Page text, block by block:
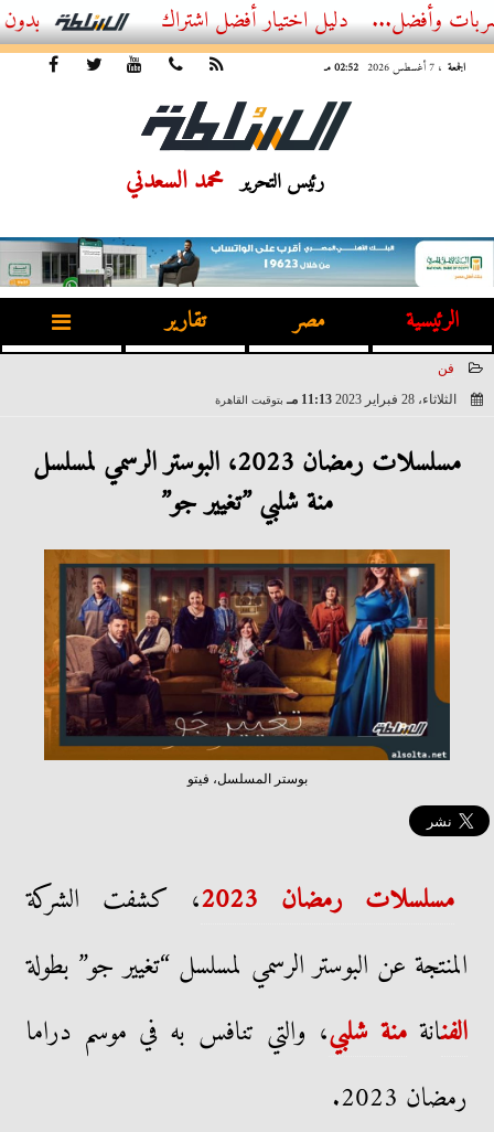
أفضل اشتراك IPTV بدون تقطيع 2026 – دليل المشاهد العصري
الجمعة ، 7 أغسطس 2026 02:52 مـ
رئيس التحرير محمد السعدني
الرئيسية مصر تقارير
فن
الثلاثاء، 28 فبراير 2023
11:13 مـ بتوقيت القاهرة
مسلسلات رمضان 2023، البوستر الرسمي لمسلسل
منة شلبي ”تغيير جو”
بوستر المسلسل، فيتو
مسلسلات رمضان 2023
، كشفت الشركة
المنتجة عن البوستر الرسمي لمسلسل “تغيير جو” بطولة
الفنانةمنة شلبي، والتي تنافس به في موسم دراما
رمضان 2023.